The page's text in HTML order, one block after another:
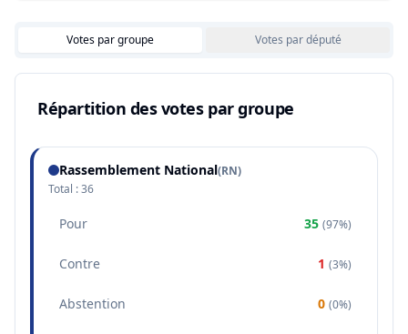
Votes par groupe Votes par député
Répartition des votes par groupe
Rassemblement National(RN)
Total :36
Pour 35 (97%)
Contre 1 (3%)
Abstention 0 (0%)